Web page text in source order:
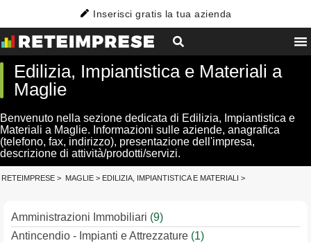
Inserisci gratis la tua azienda
Edilizia, Impiantistica e Materiali a
Maglie
Benvenuto nella sezione dedicata di Edilizia, Impiantistica e
Materiali a Maglie. Informazioni sulle aziende, anagrafica
(telefono, fax, indirizzo), presentazione dell'impresa,
descrizione di attività/prodotti/servizi.
RETEIMPRESE > MAGLIE > EDILIZIA, IMPIANTISTICA E MATERIALI >
Amministrazioni Immobiliari (9)
Antincendio - Impianti e Attrezzature (1)